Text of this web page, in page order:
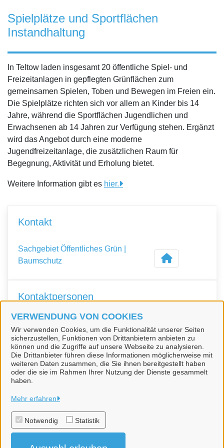
VERWENDUNG VON COOKIES
Wir verwenden Cookies, um die Funktionalität unserer Seiten
sicherzustellen, Funktionen von Drittanbietern anbieten zu
können und die Zugriffe auf unsere Webseite zu analysieren.
Die Drittanbieter führen diese Informationen möglicherweise mit
weiteren Daten zusammen, die Sie ihnen bereitgestellt haben
oder die sie im Rahmen Ihrer Nutzung der Dienste gesammelt
haben.
Mehr erfahren
Notwendig Statistik
Spielplätze und Sportflächen
Instandhaltung
In Teltow laden insgesamt 20 öffentliche Spiel- und
Freizeitanlagen in gepflegten Grünflächen zum
gemeinsamen Spielen, Toben und Bewegen im Freien ein.
Die Spielplätze richten sich vor allem an Kinder bis 14
Jahre, während die Sportflächen Jugendlichen und
Erwachsenen ab 14 Jahren zur Verfügung stehen. Ergänzt
wird das Angebot durch eine moderne
Jugendfreizeitanlage, die zusätzlichen Raum für
Begegnung, Aktivität und Erholung bietet.
Weitere Information gibt es hier.
Kontakt
Sachgebiet Öffentliches Grün |
Baumschutz
Kontaktpersonen
Frau Reinhardt
Stadt Teltow
Alle Rechte vorbehalten